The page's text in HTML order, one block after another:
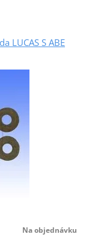
LUCAS S ABE
Na objednávku